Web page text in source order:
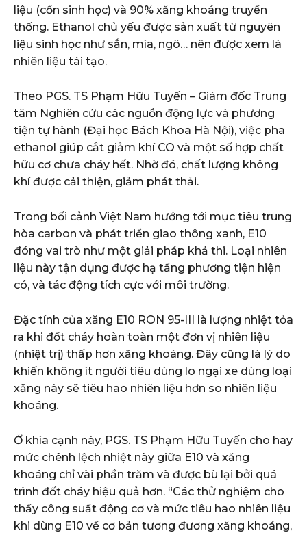
liệu (cồn sinh học) và 90% xăng khoáng truyền
thống. Ethanol chủ yếu được sản xuất từ nguyên
liệu sinh học như sắn, mía, ngô… nên được xem là
nhiên liệu tái tạo.
Theo PGS. TS Phạm Hữu Tuyến – Giám đốc Trung
tâm Nghiên cứu các nguồn động lực và phương
tiện tự hành (Đại học Bách Khoa Hà Nội), việc pha
ethanol giúp cắt giảm khí CO và một số hợp chất
hữu cơ chưa cháy hết. Nhờ đó, chất lượng không
khí được cải thiện, giảm phát thải.
Trong bối cảnh Việt Nam hướng tới mục tiêu trung
hòa carbon và phát triển giao thông xanh, E10
đóng vai trò như một giải pháp khả thi. Loại nhiên
liệu này tận dụng được hạ tầng phương tiện hiện
có, và tác động tích cực với môi trường.
Đặc tính của xăng E10 RON 95-III là lượng nhiệt tỏa
ra khi đốt cháy hoàn toàn một đơn vị nhiên liệu
(nhiệt trị) thấp hơn xăng khoáng. Đây cũng là lý do
khiến không ít người tiêu dùng lo ngại xe dùng loại
xăng này sẽ tiêu hao nhiên liệu hơn so nhiên liệu
khoáng.
Ở khía cạnh này, PGS. TS Phạm Hữu Tuyến cho hay
mức chênh lệch nhiệt này giữa E10 và xăng
khoáng chỉ vài phần trăm và được bù lại bởi quá
trình đốt cháy hiệu quả hơn. “Các thử nghiệm cho
thấy công suất động cơ và mức tiêu hao nhiên liệu
khi dùng E10 về cơ bản tương đương xăng khoáng,